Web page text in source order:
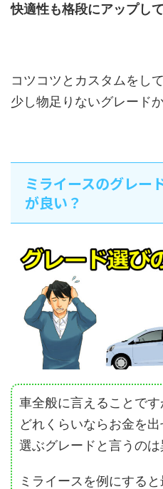
快適性も格段にアップして
コツコツとカスタムをし
少し物足りないグレード
ミライースのグレー
が良い？
車全般に言えることで
どれくらいならお金を
選ぶグレードと言うのは
ミライースを例にする